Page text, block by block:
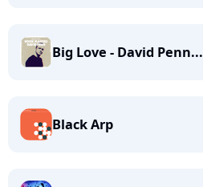
Big Love - David Penn...
Black Arp